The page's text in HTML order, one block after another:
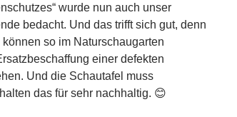
wurde nun auch unser
bedacht. Und das trifft sich gut, denn
so im Naturschaugarten
einer defekten
Und die Schautafel muss
das für sehr nachhaltig. 😊